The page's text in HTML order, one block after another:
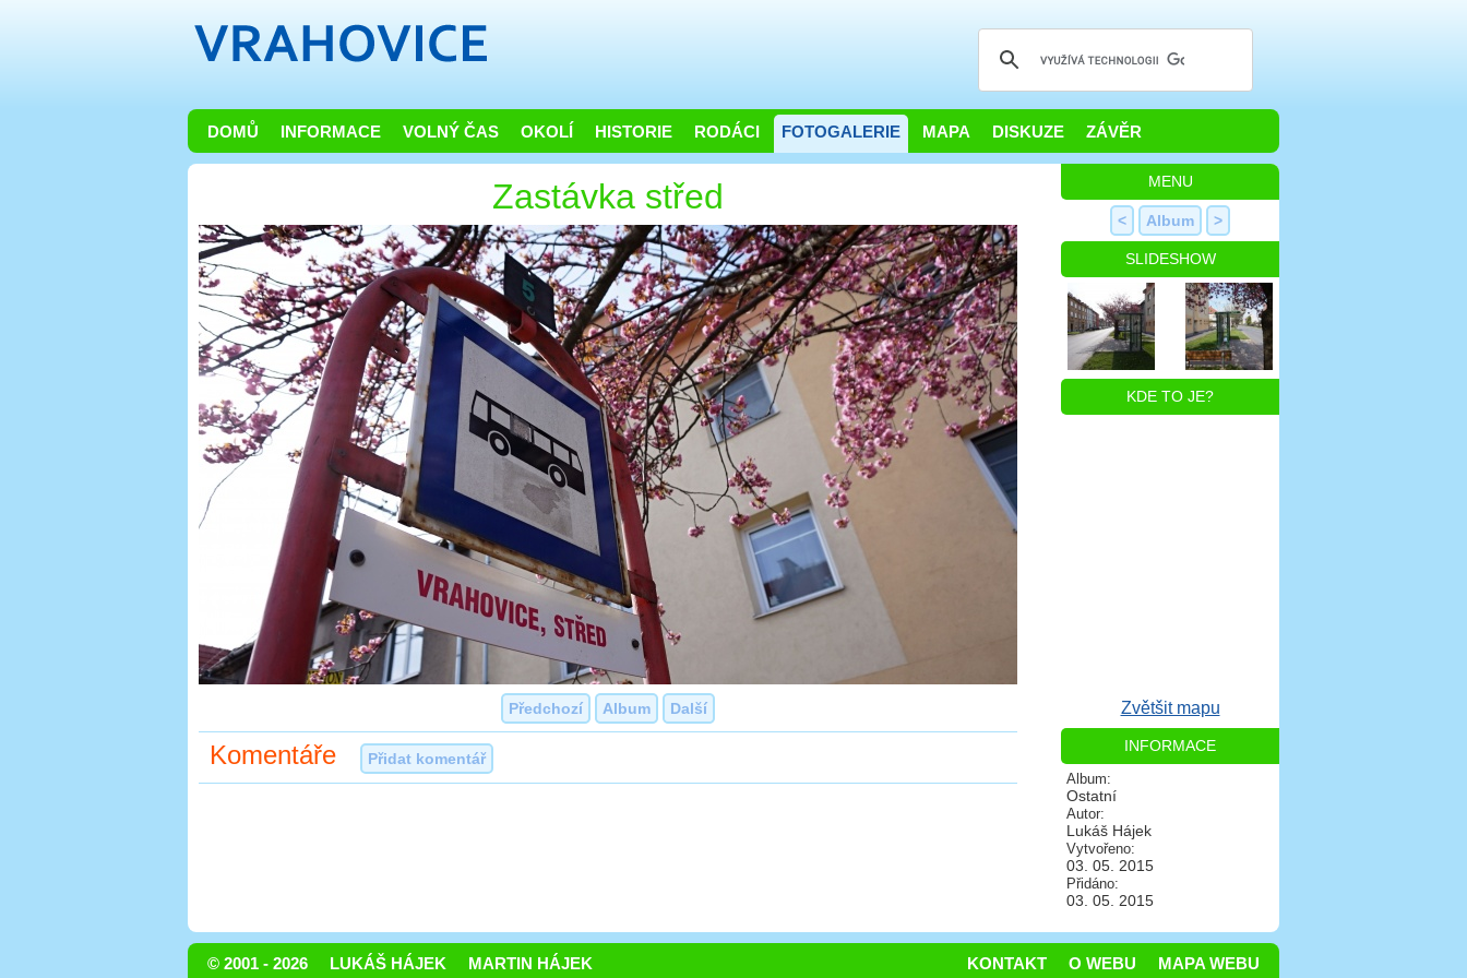
DOMŮ INFORMACE VOLNÝ ČAS OKOLÍ HISTORIE RODÁCI FOTOGALERIE MAPA DISKUZE ZÁVĚR
Zastávka střed
Předchozí Album Další
Komentáře Přidat komentář
MENU
< Album >
SLIDESHOW
KDE TO JE?
Zvětšit mapu
INFORMACE
Album:
Ostatní
Autor:
Lukáš Hájek
Vytvořeno:
03. 05. 2015
Přidáno:
03. 05. 2015
© 2001 - 2026 LUKÁŠ HÁJEK MARTIN HÁJEK MAPA WEBU
O WEBU
KONTAKT